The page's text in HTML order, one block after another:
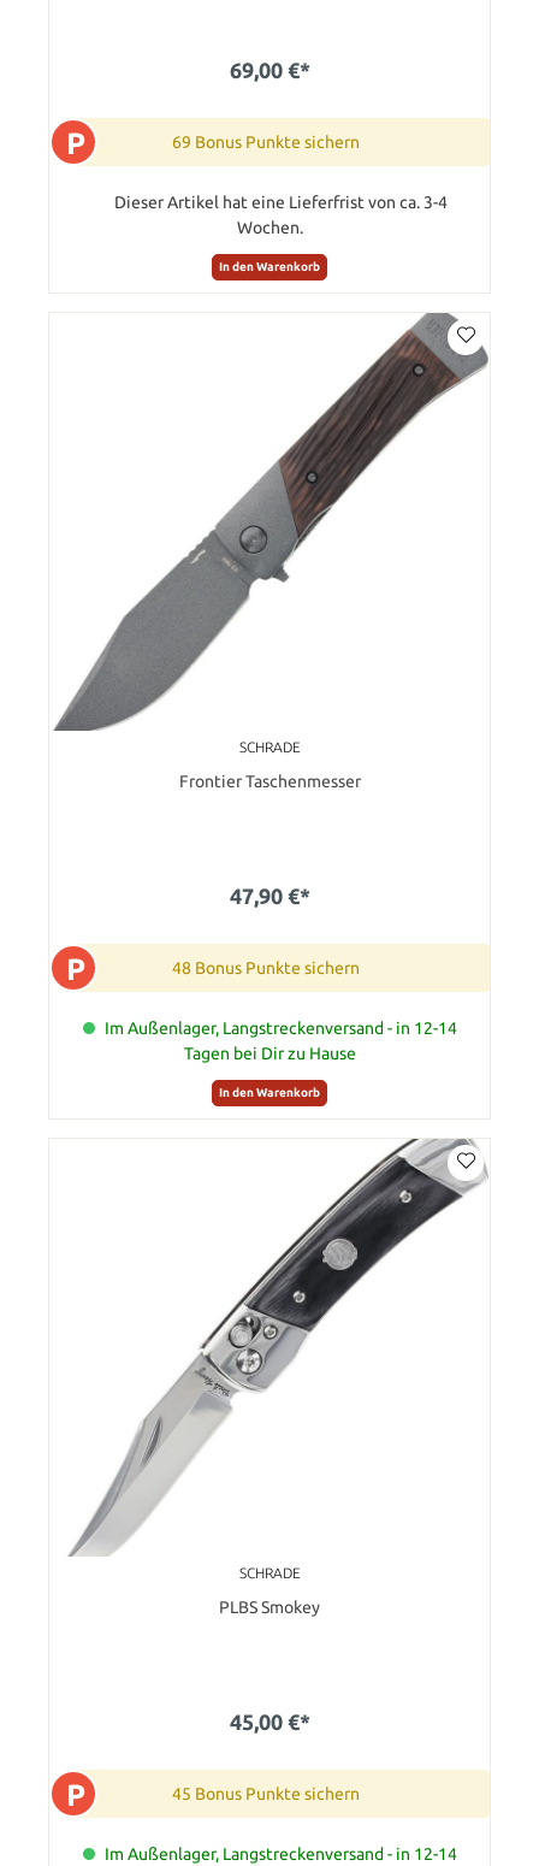
69,00 €*
P 69 Bonus Punkte sichern
Dieser Artikel hat eine Lieferfrist von ca. 3-4
Wochen.
In den Warenkorb
SCHRADE
Frontier Taschenmesser
47,90 €*
P 48 Bonus Punkte sichern
Im Außenlager, Langstreckenversand - in 12-14
Tagen bei Dir zu Hause
In den Warenkorb
SCHRADE
PLBS Smokey
45,00 €*
P 45 Bonus Punkte sichern
Im Außenlager, Langstreckenversand - in 12-14